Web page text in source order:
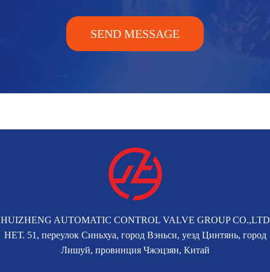
SEND MESSAGE
HUIZHENG AUTOMATIC CONTROL VALVE GROUP CO.,LTD
НЕТ. 51, переулок Синьхуа, город Вэньси, уезд Цинтянь, город
Лишуй, провинция Чжэцзян, Китай